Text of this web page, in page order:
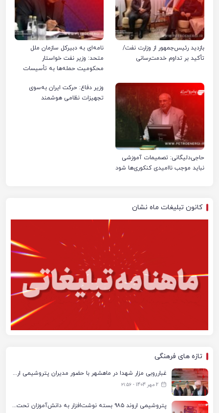
بازدید رئیس‌جمهور از وزارت نفت/
تأکید بر تداوم خدمت‌رسانی
نامه‌ای به دبیرکل سازمان ملل
متحد: وزیر نفت خواستار
محکومیت حمله‌ها به تأسیسات
حاجی‌دلیگانی: تصمیمات آموزشی
نباید موجب ناامیدی کنکوری‌ها شود
وزیر دفاع: حرکت ایران به‌سوی
تجهیزات نظامی هوشمند
کانون تبلیغات ماه نشان
تازه های فرهنگی
غبارروبی مزار شهدا در ماهشهر با حضور مدیران پتروشیمی اروند و مسئولان شهری
2 مهر 1404 - ۲۱:۵۶
پتروشیمی اروند ۹۸۵ بسته نوشت‌افزار به دانش‌آموزان تحت پوشش کمیته امداد بندرماهشهر اهدا کرد